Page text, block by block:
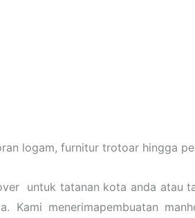
logam, furnitur trotoar hingga
untuk tatanan kota anda atau
Kami menerimapembuatan